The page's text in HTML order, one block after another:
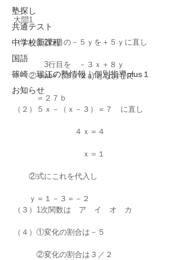
塾探し
共通テスト
中学校新課程
国語
篠崎 瑞江の塾情報｜個別指導plus１
お知らせ
大問1
（１）①2行目の－５ｙを＋５ｙに直し
3行目を　－３ｘ＋８ｙ
②６ab×（９／２a) となおして
＝２７ｂ
（２）５ｘ－（ｘ－３）＝７　に直し
４ｘ＝４
ｘ＝１
②式にこれを代入し
ｙ＝１－３＝－２
（３）1次関数は　ア　イ　オ　カ
（４）①変化の割合は－５
②変化の割合は３／２